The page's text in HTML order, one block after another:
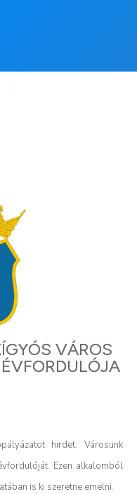
VÁROS
hirdet. Városunk
Ezen alkalomból
is ki szeretne emelni.